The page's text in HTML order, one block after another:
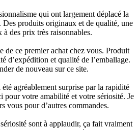
qui ont largement déplacé la
Des produits originaux et de qualité, une
des prix très raisonnables.
de ce premier achat chez vous. Produit
d’expédition et qualité de l’emballage.
de nouveau sur ce site.
agréablement surprise par la rapidité
pour votre amabilité et votre sériosité. Je
vous pour d’autres commandes.
sont à applaudir, ça fait vraiment